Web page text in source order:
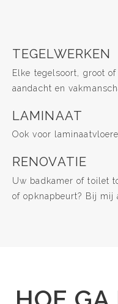
TEGELWERKEN
Elke tegelsoort, groot
aandacht en
LAMINAAT
Ook voor
RENOVATIE
Uw badkamer of toilet
of opknapbeurt? Bij mij